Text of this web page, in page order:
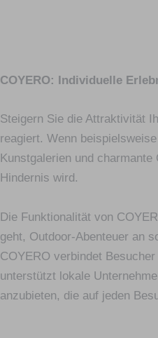
COYERO: Individuelle
Steigern Sie die Attraktivität
reagiert. Wenn
Kunstgalerien und
Hindernis wird.
Die Funktionalität von
geht, Outdoor-Abenteuer an
COYERO verbindet
unterstützt lokale
anzubieten, die auf jeden